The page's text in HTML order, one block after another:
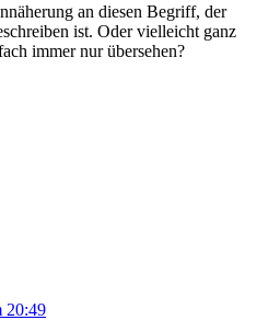
an diesen Begriff, der
ist. Oder vielleicht ganz
immer nur übersehen?
20:49